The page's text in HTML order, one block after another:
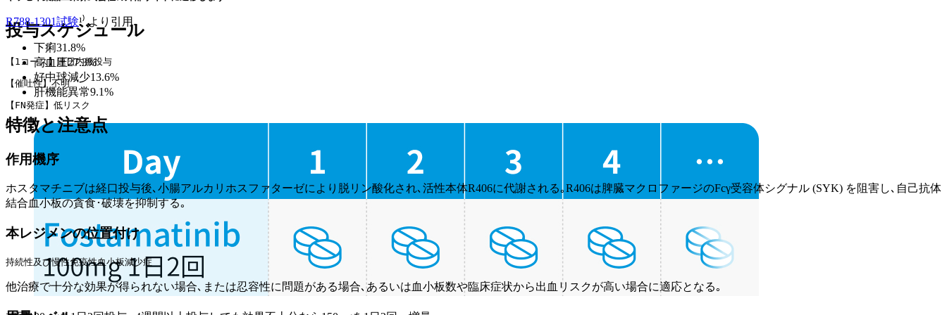
R788-1301試験¹⁾ より引用.
下痢31.8%
高血圧27.3%
好中球減少13.6%
肝機能異常9.1%
特徴と注意点
作用機序
ホスタマチニブは経口投与後､小腸アルカリホスファターゼにより脱リン酸化され､活性本体R406に代謝される｡R406は脾臓マクロファージのFcγ受容体シグナル (SYK) を阻害し､自己抗体
結合血小板の貪食･破壊を抑制する｡
本レジメンの位置付け
持続性及び慢性免疫性血小板減少症
他治療で十分な効果が得られない場合､または忍容性に問題がある場合､あるいは血小板数や臨床症状から出血リスクが高い場合に適応となる｡
投与スケジュール
【1コース】連日内服投与
【催吐性】不明
【FN発症】低リスク